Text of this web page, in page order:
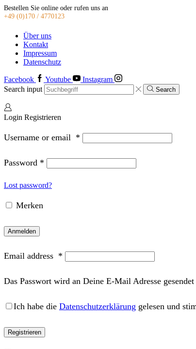
Bestellen Sie online oder rufen uns an
+49 (0)170 / 4770123
Über uns
Kontakt
Impressum
Datenschutz
Facebook Youtube
Instagram
Search input
Search
Login Registrieren
Username or email *
Password *
Lost password?
Merken
Anmelden
Email address *
Das Passwort wird an Deine E-Mail Adresse
Ich habe die Datenschutzerklärung gelesen und
Registrieren